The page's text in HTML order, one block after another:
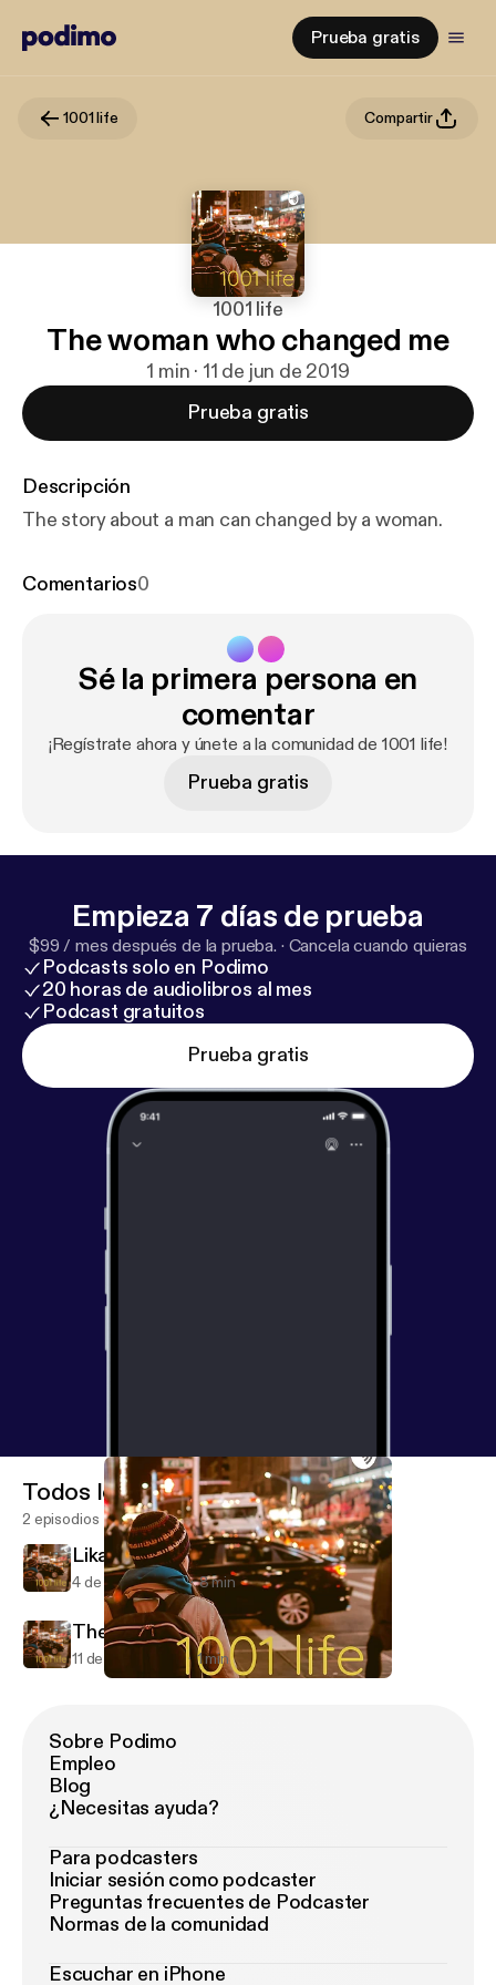
Prueba gratis
1001 life Compartir
1001 life
The woman who changed me
1 min · 11 de jun de 2019
Prueba gratis
Descripción
The story about a man can changed by a woman.
Comentarios0
Sé la primera persona en
comentar
¡Regístrate ahora y únete a la comunidad de 1001 life!
Prueba gratis
Empieza 7 días de prueba
$99 / mes después de la prueba. · Cancela cuando quieras
Podcasts solo en Podimo
20 horas de audiolibros al mes
Podcast gratuitos
Prueba gratis
Todos los episodios
2 episodios
Lika liku finnancial accounting
4 de oct de 2019 8 min
The woman who changed me
11 de jun de 2019 1 min
Sobre Podimo
Empleo
Blog
¿Necesitas ayuda?
Para podcasters
Iniciar sesión como podcaster
Preguntas frecuentes de Podcaster
Normas de la comunidad
Escuchar en iPhone